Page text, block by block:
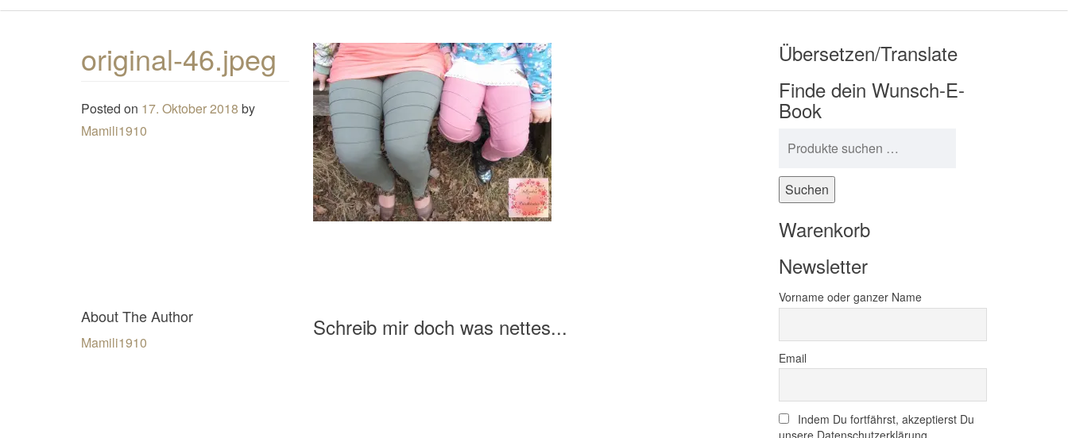
original-46.jpeg
Posted on 17. Oktober 2018 by
Mamili1910
About The Author
Mamili1910
Schreib mir doch was nettes...
Übersetzen/Translate
Finde dein Wunsch-E-
Book
Suchen
Warenkorb
Newsletter
Vorname oder ganzer Name
Email
Indem Du fortfährst, akzeptierst Du